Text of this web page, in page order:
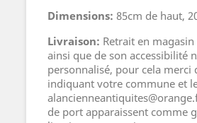
Dimensions: 85cm de haut,
Livraison: Retrait en
ainsi que de son accessibilité
personnalisé, pour cela
indiquant votre commune et
de port apparaissent comme